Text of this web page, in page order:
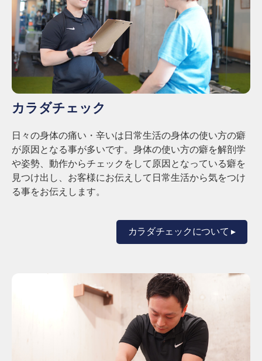
由
が
丘
カラダチェック
日々の身体の痛い・辛いは日常生活の身体の使い方の癖
が原因となる事が多いです。 身体の使い方の癖を解剖学
や姿勢、動作からチェックをして原因となっている癖を
見つけ出し、お客様にお伝えして日常生活から気をつけ
る事をお伝えします。
カラダチェックについて ▸